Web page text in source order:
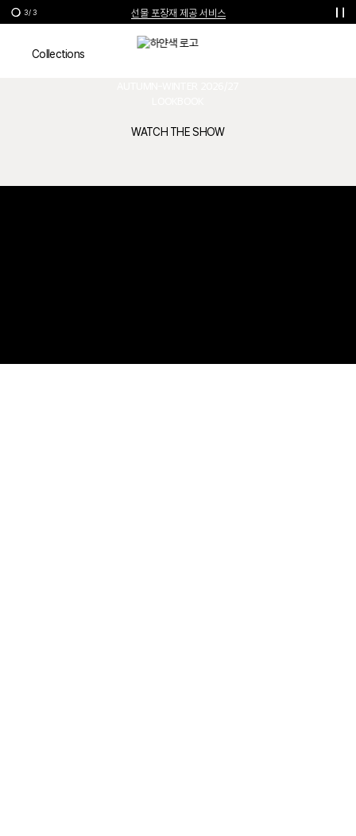
선물 포장재 제공 서비스
한여름의 특별한 선물, 10% 할인 쿠폰
3/ 3
Lookbook
Collections
WATCH THE SHOW